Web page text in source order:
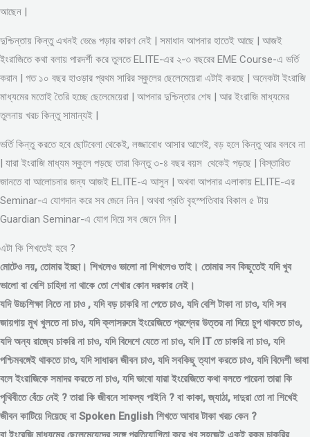
আছেন |
দুশ্চিন্তায় কিন্তু এখনই ভেঙে পড়ার কারণ নেই | সমাধান আপনার হাতেই আছে | আজই
ইংরাজিতে কথা বলায় পারদর্শী করে তুলতে ELITE-এর ২-৩ বছরের EME Course-এ ভর্তি
করান | গত ১০ বছর হাওড়ার প্রথম সারির স্কুলের ছেলেমেয়েরা এটাই করছে | অনেকটা ইংরাজি
মাধ্যমের মতোই তৈরি হচ্ছে ছেলেমেয়েরা | আপনার দুশ্চিন্তার শেষ | আর ইংরাজি মাধ্যমের
তুলনায় খরচ কিন্তু সামান্যই |
ভর্তি কিন্তু করতে হবে ছোটবেলা থেকেই, লজ্জাবোধ আসার আগেই, বড় হলে কিন্তু আর বলবে না
| যারা ইংরাজি মাধ্যম স্কুলে পড়ছে তারা কিন্তু ৩-৪ বছর বয়স থেকেই পড়ছে | বিস্তারিত
জানতে বা আলোচনার জন্য আজই ELITE-এ আসুন | অথবা আপনার এলাকায় ELITE-এর
Seminar-এ যোগদান করে সব জেনে নিন | অথবা প্রতি বৃহস্পতিবার বিকাল ৫ টায়
Guardian Seminar-এ যোগ দিয়ে সব জেনে নিন |
এটা কি শিখতেই হবে ?
মোটেও নয়, তোমার ইচ্ছা। শিখলেও ভালো না শিখলেও তাই। তোমার সব কিছুতেই যদি খুব
ভালো বা বেশি চাহিদা না থাকে তো শেখার কোন দরকার নেই।
যদি উচ্চশিক্ষা নিতে না চাও , যদি বড় চাকরি না পেতে চাও, যদি বেশি টাকা না চাও, যদি সব
জায়গায় মুখ খুলতে না চাও, যদি ক্লাসরুমে ইংরেজিতে প্রশ্নের উত্তর না দিয়ে চুপ থাকতে চাও,
যদি অন্য রাজ্যে চাকরি না চাও, যদি বিদেশে যেতে না চাও, যদি IT তে চাকরি না চাও, যদি
পশ্চিমবঙ্গেই থাকতে চাও, যদি সাধারন জীবন চাও, যদি সবকিছু ত্যাগ করতে চাও, যদি বিদেশী ভাষা
বলে ইংরাজিকে সমাদর করতে না চাও, যদি ভাবো যারা ইংরেজিতে কথা বলতে পারেনা তারা কি
পৃথিবীতে বেঁচে নেই ? তারা কি জীবনে সাফল্য পাইনি ? বা কাকা, জ্যাঠা, দাদুরা তো না শিখেই
জীবন কাটিয়ে দিয়েছে বা Spoken English শিখতে আবার টাকা খরচ কেন ?